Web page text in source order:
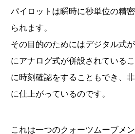
パイロットは瞬時に秒単位の精
られます。
その目的のためにはデジタル式
にアナログ式が併設されている
に時刻確認をすることもでき、
に仕上がっているのです。
これは一つのクォーツムーブメ